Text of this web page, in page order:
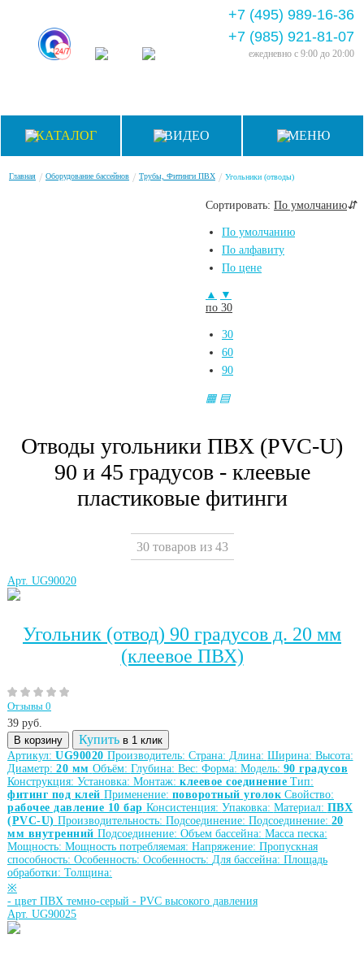
+7 (495) 989-16-36
+7 (985) 921-81-07
ежедневно с 9:00 до 20:00
КАТАЛОГ ВИДЕО МЕНЮ
Главная / Оборудование бассейнов / Трубы, Фитинги ПВХ / Угольники (отводы)
Сортировать: По умолчанию⇵
По умолчанию
По алфавиту
По цене
▲
▼
по 30
30
60
90
▦ ▤
Отводы угольники ПВХ (PVC-U)
90 и 45 градусов - клеевые
пластиковые фитинги
30 товаров из 43
Арт. UG90020
Угольник (отвод) 90 градусов д. 20 мм
(клеевое ПВХ)
Отзывы 0
39 руб.
В корзину
Купить в 1 клик
Артикул: UG90020 Производитель: Страна: Длина: Ширина: Высота:
Диаметр: 20 мм Объём: Глубина: Вес: Форма: Модель: 90 градусов
Конструкция: Установка: Монтаж: клеевое соединение Тип:
фитинг под клей Применение: поворотный уголок Свойство:
рабочее давление 10 бар Консистенция: Упаковка: Материал: ПВХ
(PVC-U) Производительность: Подсоединение: Подсоединение: 20
мм внутренний Подсоединение: Объем бассейна: Масса песка:
Мощность: Мощность потребляемая: Напряжение: Пропускная
способность: Особенность: Особенность: Для бассейна: Площадь
обработки: Толщина:
※
- цвет ПВХ темно-серый - PVC высокого давления
Арт. UG90025